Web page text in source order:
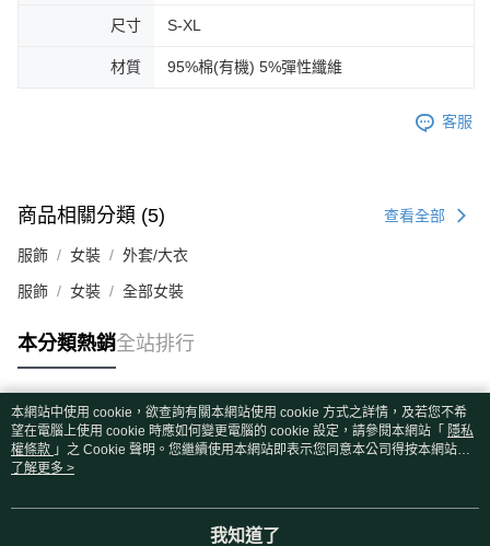
尺寸 S-XL
材質 95%棉(有機) 5%彈性纖維
客服
商品相關分類 (5) 查看全部
服飾 女裝 外套/大衣
服飾 女裝 全部女裝
本分類熱銷全站排行
熱門標籤
本網站中使用 cookie，欲查詢有關本網站使用 cookie 方式之詳情，及若您不希
望在電腦上使用 cookie 時應如何變更電腦的 cookie 設定，請參閱本網站「 隱私
權條款 」之 Cookie 聲明。您繼續使用本網站即表示您同意本公司得按本網站使
用條款之 Cookie 聲明使用 cookie。
了解更多 >
我知道了